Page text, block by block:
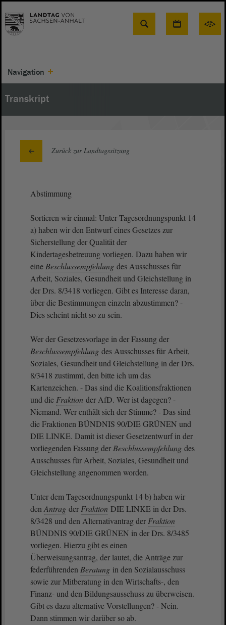
Suche
Navigation
Transkript
Zurück zur Landtagssitzung
Abstimmung
Sortieren wir einmal: Unter Tagesordnungspunkt 14
a) haben wir den Entwurf eines Gesetzes zur
Sicherstellung der Qualität der
Kindertagesbetreuung vorliegen. Dazu haben wir
eine Beschlussempfehlung des Ausschusses für
Arbeit, Soziales, Gesundheit und Gleichstellung in
der Drs. 8/3418 vorliegen. Gibt es Interesse daran,
über die Bestimmungen einzeln abzustimmen? -
Dies scheint nicht so zu sein.
Wer der Gesetzesvorlage in der Fassung der
Beschlussempfehlung des Ausschusses für Arbeit,
Soziales, Gesundheit und Gleichstellung in der Drs.
8/3418 zustimmt, den bitte ich um das
Kartenzeichen. - Das sind die Koalitionsfraktionen
und die Fraktion der AfD. Wer ist dagegen? -
Niemand. Wer enthält sich der Stimme? - Das sind
die Fraktionen BÜNDNIS 90/DIE GRÜNEN und
DIE LINKE. Damit ist dieser Gesetzentwurf in der
vorliegenden Fassung der Beschlussempfehlung des
Ausschusses für Arbeit, Soziales, Gesundheit und
Gleichstellung angenommen worden.
Unter dem Tagesordnungspunkt 14 b) haben wir
den Antrag der Fraktion DIE LINKE in der Drs.
8/3428 und den Alternativantrag der Fraktion
BÜNDNIS 90/DIE GRÜNEN in der Drs. 8/3485
vorliegen. Hierzu gibt es einen
Überweisungsantrag, der lautet, die Anträge zur
federführenden Beratung in den Sozialausschuss
sowie zur Mitberatung in den Wirtschafts-, den
Finanz- und den Bildungsausschuss zu überweisen.
Gibt es dazu alternative Vorstellungen? - Nein.
Dann stimmen wir darüber so ab.